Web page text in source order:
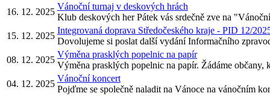
16. 12. 2025
Vánoční turnaj v deskových hrách
Klub deskových her Pátek vás srdečně zve na
15. 12. 2025
Integrovaná doprava Středočeského kraje - PID 12/
Dovolujeme si poslat další vydání Informačního
08. 12. 2025
Výměna prasklých popelnic na papír
Výměna prasklých popelnic na papír. Žádáme občany,
04. 12. 2025
Vánoční koncert
Pojďme se společně naladit na Vánoce na vánočním